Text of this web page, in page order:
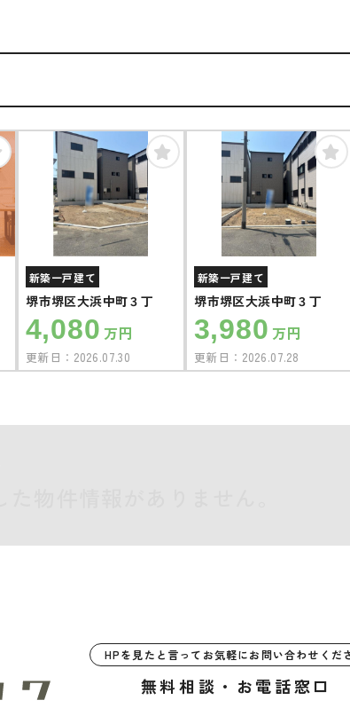
新築一戸建て
堺市堺区大浜中町３丁
4,080 万円
更新日： 2026.07.30
新築一戸建て
堺市堺区大浜中町３丁
3,980 万円
更新日： 2026.07.28
HPを見たと言ってお気軽にお問い合わせくだ
無料相談・お電話窓口